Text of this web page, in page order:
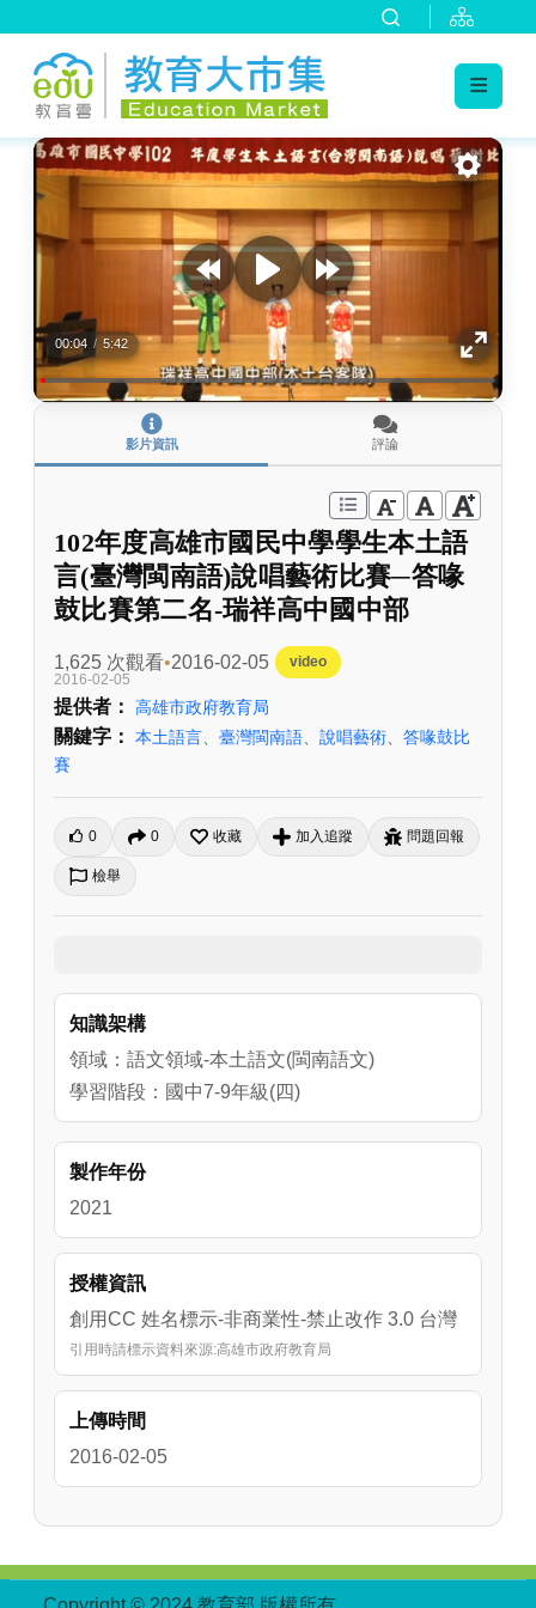
:::
00:04 / 5:42
影片資訊 評論
102年度高雄市國民中學學生本土語
言(臺灣閩南語)說唱藝術比賽─答喙
鼓比賽第二名-瑞祥高中國中部
1,625 次觀看 2016-02-05
video
2016-02-05
提供者： 高雄市政府教育局
關鍵字： 本土語言 臺灣閩南語 說唱藝術
答喙鼓比
賽
0 0 收藏 加入追蹤 問題回報
檢舉
知識架構
領域：語文領域-本土語文(閩南語文)
學習階段：國中7-9年級(四)
製作年份
2021
授權資訊
創用CC 姓名標示-非商業性-禁止改作 3.0 台灣
引用時請標示資料來源:高雄市政府教育局
上傳時間
2016-02-05